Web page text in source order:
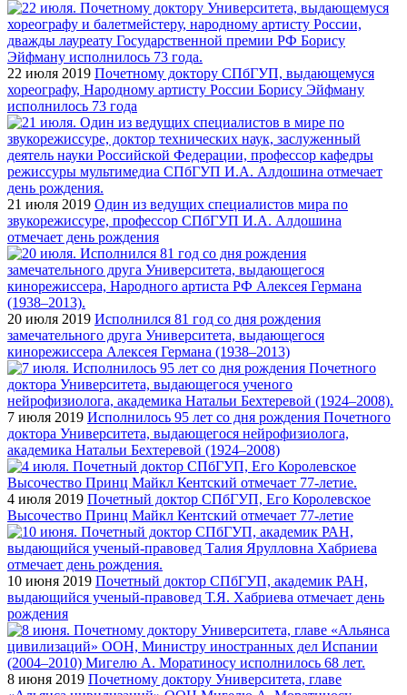
22 июля 2019 Почетному доктору СПбГУП, выдающемуся
хореографу, Народному артисту России Борису Эйфману
исполнилось 73 года
21 июля 2019 Один из ведущих специалистов мира по
звукорежиссуре, профессор СПбГУП И.А. Алдошина
отмечает день рождения
20 июля 2019 Исполнился 81 год со дня рождения
замечательного друга Университета, выдающегося
кинорежиссера Алексея Германа (1938–2013)
7 июля 2019 Исполнилось 95 лет со дня рождения Почетного
доктора Университета, выдающегося нейрофизиолога,
академика Натальи Бехтеревой (1924–2008)
4 июля 2019 Почетный доктор СПбГУП, Его Королевское
Высочество Принц Майкл Кентский отмечает 77-летие
10 июня 2019 Почетный доктор СПбГУП, академик РАН,
выдающийся ученый-правовед Т.Я. Хабриева отмечает день
рождения
8 июня 2019 Почетному доктору Университета, главе